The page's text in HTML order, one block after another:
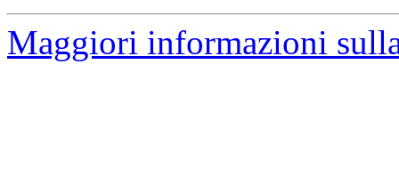
Maggiori informazioni